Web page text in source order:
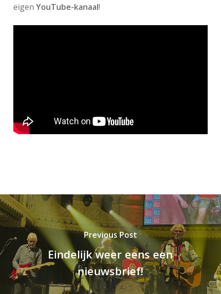
eigen YouTube-kanaal!
Previous Post
Eindelijk weer eens een
nieuwsbrief!